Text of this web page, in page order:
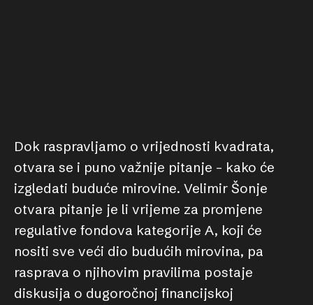
Dok raspravljamo o vrijednosti kvadrata,
otvara se i puno važnije pitanje – kako će
izgledati buduće mirovine. Velimir Šonje
otvara pitanje je li vrijeme za promjene
regulative fondova kategorije A, koji će
nositi sve veći dio budućih mirovina, pa
rasprava o njihovim pravilima postaje
diskusija o dugoročnoj financijskoj